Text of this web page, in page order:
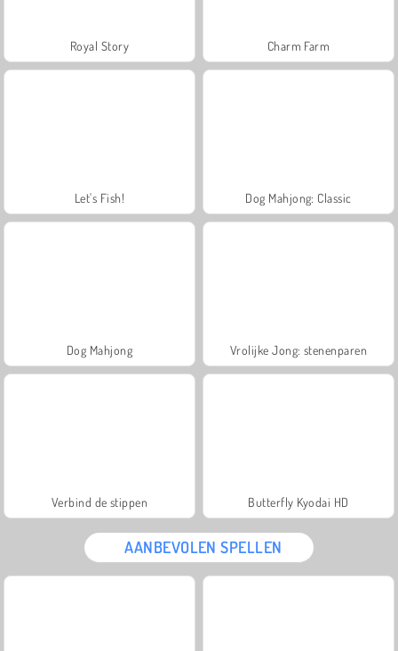
Royal Story Charm Farm
Let's Fish! Dog Mahjong: Classic
Dog Mahjong Vrolijke Jong: stenenparen
Verbind de stippen Butterfly Kyodai HD
AANBEVOLEN SPELLEN